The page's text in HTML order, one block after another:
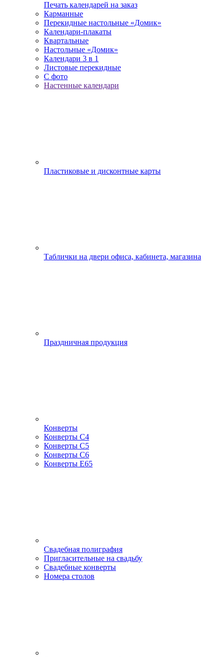
Печать календарей на заказ
Карманные
Перекидные настольные «Домик»
Календари-плакаты
Квартальные
Настольные «Домик»
Календари 3 в 1
Листовые перекидные
С фото
Настенные календари
Пластиковые и дисконтные карты
Таблички на двери офиса, кабинета, магазина
Праздничная продукция
Конверты
Конверты С4
Конверты С5
Конверты С6
Конверты Е65
Свадебная полиграфия
Пригласительные на свадьбу
Свадебные конверты
Номера столов